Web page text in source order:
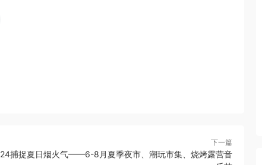
下一篇
捕捉夏日烟火气——6-8月夏季夜市、潮玩市集、烧烤露营音